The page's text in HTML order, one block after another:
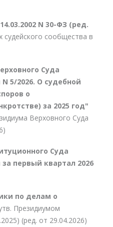
N 30-ФЗ (ред.
судейского сообщества в
Суда
5/2026. О судебной
о
за 2025 год"
Верховного Суда
Суда
первый квартал 2026
по делам о
Президиумом
(ред. от 29.04.2026)